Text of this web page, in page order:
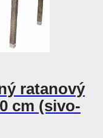
ratanový
cm (sivo-